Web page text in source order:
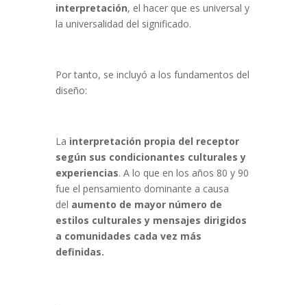
interpretación, el hacer que es universal y
la universalidad del significado.
Por tanto, se incluyó a los fundamentos del
diseño:
La interpretación propia del receptor
según sus condicionantes culturales y
experiencias. A lo que en los años 80 y 90
fue el pensamiento dominante a causa
del aumento de mayor número de
estilos culturales y mensajes dirigidos
a comunidades cada vez más
definidas.